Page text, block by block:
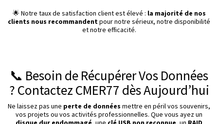
🌟 Notre taux de satisfaction client est élevé : la majorité de nos
clients nous recommandent pour notre sérieux, notre disponibilité
et notre efficacité.
📞 Besoin de Récupérer Vos Données
? Contactez CMER77 dès Aujourd’hui
Ne laissez pas une perte de données mettre en péril vos souvenirs,
vos projets ou vos activités professionnelles. Que vous ayez un